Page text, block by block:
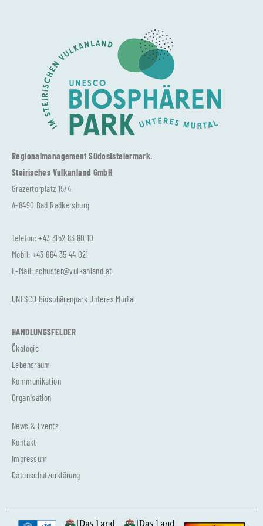
Regionalmanagement Südoststeiermark.
Steirisches Vulkanland GmbH
Grazertorplatz 15/4
A-8490 Bad Radkersburg
Telefon:+43 3152 83 80 10
Mobil: +43 664 35 44 021
E-Mail: schuster@vulkanland.at
UNESCO Biosphärenpark Unteres Murtal
HANDLUNGSFELDER
Ökologie
Lebensraum
Kommunikation
Organisation
News & Events
Kontakt
Impressum
Datenschutzerklärung